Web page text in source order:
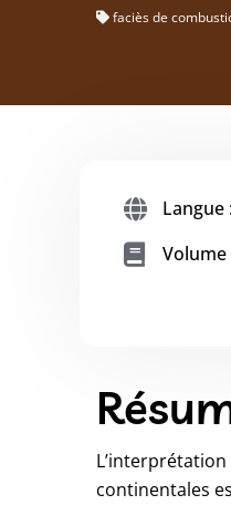
faciès de
Langue
Volume
continentales